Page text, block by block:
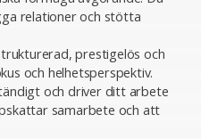
relationer och stötta
prestigelös och
och helhetsperspektiv.
och driver ditt arbete
samarbete och att